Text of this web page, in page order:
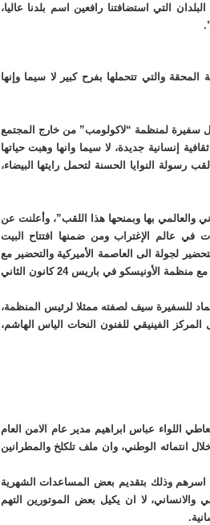
التي استضافتنا رافعين اسم بلدنا عاليا،
المحقة والتي تتحملها بفرح كبير لا سيما وإنها
سفيرة لمنظمة “لاكولومب” من خارج المجتمع
إنسانية جديدة، لا سيما وانها وهبت حياتها
النوايا الحسنة لتحمل رايتها البيضاء،
والعالمي بها وبمنحها هذا اللقب”، وأعلنت عن
في عالم الإغتراب ومن ضمنها افتتاح البيت
الإستقلال في 22 تشرين الثاني، والتحضير لجولة الى العاصمة الأميركية والتحضير مع
منظمة الرابيك لليوم العالي للثقافة الأفريقية الذي سيطلق بالتعاون مع منظمة الأونيسكو في باريس 24 كانون الثاني
للسفيرة سيف لصفته ممثلا لرئيس المنظمة،
الفينيقي للفنون النحات الياس الهاشم،
اللواء عباس ابراهيم مدير عام الامن العام
انتمائه الوطني، وان ملف تلكلخ والمطرانين
اسرهم وذلك بتقديم بعض المساعدات الشهرية
والانساني، لا ان يكيل بعض الموتورين التهم